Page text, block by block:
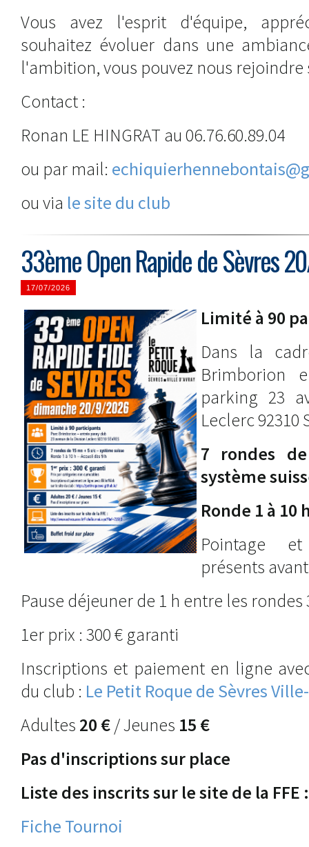
Vous avez l'esprit d'équipe,
souhaitez évoluer dans une
l'ambition, vous pouvez nous rejoindre
Contact :
Ronan LE HINGRAT au 06.76.60.89.04
ou par mail:
ou via le site du club
33ème Open Rapide de Sèvres
17/07/2026
Limité à 90
Dans la
Brimborion
parking 23
Leclerc 92310
7 rondes
système
Ronde 1 à 10
Pointage
présents
Pause déjeuner de 1 h entre les rondes
1er prix : 300 € garanti
Inscriptions et paiement en ligne
du club : Le Petit Roque de Sèvres
Adultes 20 € / Jeunes 15 €
Pas d'inscriptions sur place
Liste des inscrits sur le site de la FFE :
Fiche Tournoi